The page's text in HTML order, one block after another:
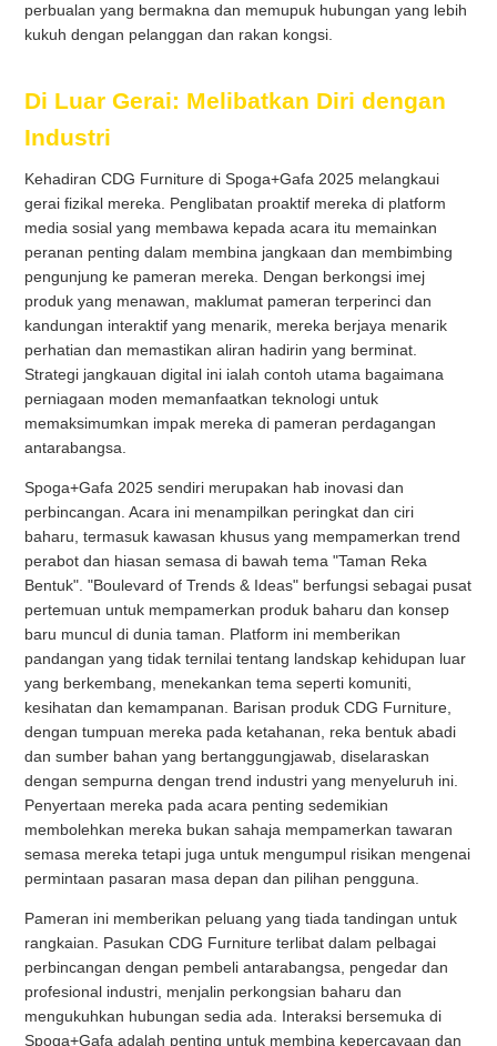
perbualan yang bermakna dan memupuk hubungan yang lebih
kukuh dengan pelanggan dan rakan kongsi.
Di Luar Gerai: Melibatkan Diri dengan
Industri
Kehadiran CDG Furniture di Spoga+Gafa 2025 melangkaui
gerai fizikal mereka. Penglibatan proaktif mereka di platform
media sosial yang membawa kepada acara itu memainkan
peranan penting dalam membina jangkaan dan membimbing
pengunjung ke pameran mereka. Dengan berkongsi imej
produk yang menawan, maklumat pameran terperinci dan
kandungan interaktif yang menarik, mereka berjaya menarik
perhatian dan memastikan aliran hadirin yang berminat.
Strategi jangkauan digital ini ialah contoh utama bagaimana
perniagaan moden memanfaatkan teknologi untuk
memaksimumkan impak mereka di pameran perdagangan
antarabangsa.
Spoga+Gafa 2025 sendiri merupakan hab inovasi dan
perbincangan. Acara ini menampilkan peringkat dan ciri
baharu, termasuk kawasan khusus yang mempamerkan trend
perabot dan hiasan semasa di bawah tema "Taman Reka
Bentuk". "Boulevard of Trends & Ideas" berfungsi sebagai pusat
pertemuan untuk mempamerkan produk baharu dan konsep
baru muncul di dunia taman. Platform ini memberikan
pandangan yang tidak ternilai tentang landskap kehidupan luar
yang berkembang, menekankan tema seperti komuniti,
kesihatan dan kemampanan. Barisan produk CDG Furniture,
dengan tumpuan mereka pada ketahanan, reka bentuk abadi
dan sumber bahan yang bertanggungjawab, diselaraskan
dengan sempurna dengan trend industri yang menyeluruh ini.
Penyertaan mereka pada acara penting sedemikian
membolehkan mereka bukan sahaja mempamerkan tawaran
semasa mereka tetapi juga untuk mengumpul risikan mengenai
permintaan pasaran masa depan dan pilihan pengguna.
Pameran ini memberikan peluang yang tiada tandingan untuk
rangkaian. Pasukan CDG Furniture terlibat dalam pelbagai
perbincangan dengan pembeli antarabangsa, pengedar dan
profesional industri, menjalin perkongsian baharu dan
mengukuhkan hubungan sedia ada. Interaksi bersemuka di
Spoga+Gafa adalah penting untuk membina kepercayaan dan